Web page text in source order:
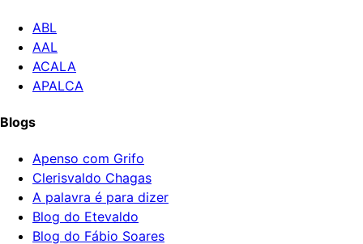
ABL
AAL
ACALA
APALCA
Blogs
Apenso com Grifo
Clerisvaldo Chagas
A palavra é para dizer
Blog do Etevaldo
Blog do Fábio Soares